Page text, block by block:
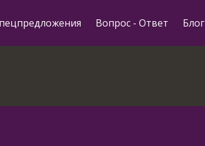
Вопрос - Ответ Блог